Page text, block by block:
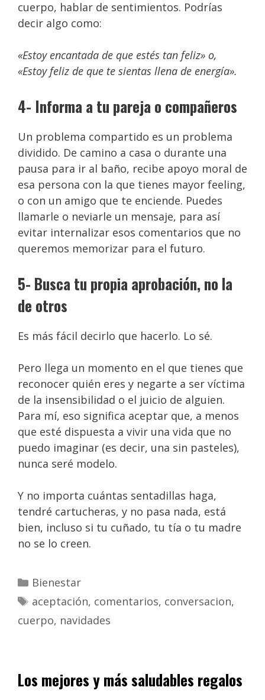
cuerpo, hablar de sentimientos. Podrías
decir algo como:
«Estoy encantada de que estés tan feliz» o,
«Estoy feliz de que te sientas llena de energía».
4- Informa a tu pareja o compañeros
Un problema compartido es un problema
dividido. De camino a casa o durante una
pausa para ir al baño, recibe apoyo moral de
esa persona con la que tienes mayor feeling,
o con un amigo que te enciende. Puedes
llamarle o neviarle un mensaje, para así
evitar internalizar esos comentarios que no
queremos memorizar para el futuro.
5- Busca tu propia aprobación, no la
de otros
Es más fácil decirlo que hacerlo. Lo sé.
Pero llega un momento en el que tienes que
reconocer quién eres y negarte a ser víctima
de la insensibilidad o el juicio de alguien.
Para mí, eso significa aceptar que, a menos
que esté dispuesta a vivir una vida que no
puedo imaginar (es decir, una sin pasteles),
nunca seré modelo.
Y no importa cuántas sentadillas haga,
tendré cartucheras, y no pasa nada, está
bien, incluso si tu cuñado, tu tía o tu madre
no se lo creen.
Bienestar
aceptación, comentarios, conversacion,
cuerpo, navidades
Los mejores y más saludables regalos